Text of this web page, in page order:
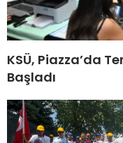
KSÜ, Piazza’da
Başladı